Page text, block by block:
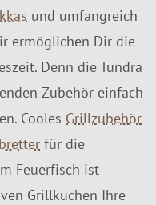
und umfangreich
ermöglichen Dir die
Denn die Tundra
Zubehör einfach
Cooles Grillzubehör
für die
Feuerfisch ist
Grillküchen Ihre